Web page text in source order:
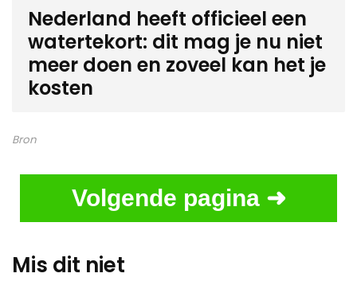
Nederland heeft officieel een
watertekort: dit mag je nu niet
meer doen en zoveel kan het je
kosten
Bron
Volgende pagina ➜
Mis dit niet